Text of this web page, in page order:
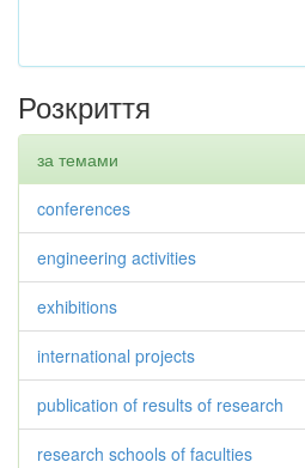
Розкриття
за темами
conferences
engineering activities
exhibitions
international projects
publication of results of research
research schools of faculties